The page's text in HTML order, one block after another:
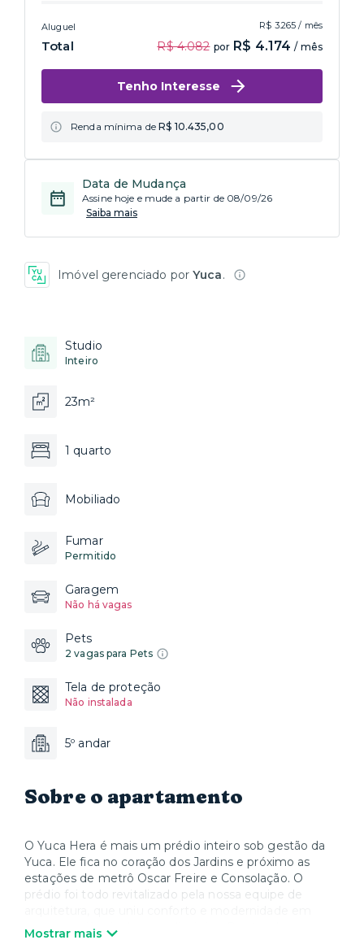
Aluguel R$ 3.265 / mês
Total R$ 4.082 por R$ 4.174/ mês
Tenho Interesse
Renda mínima deR$ 10.435,00
Data de Mudança
Assine hoje e mude a partir de 08/09/26
Saiba mais
Imóvel gerenciado porYuca.
Studio
Inteiro
23m²
1 quarto
Mobiliado
Fumar
Permitido
Garagem
Não há vagas
Pets
2 vagas para Pets
Tela de proteção
Não instalada
5º andar
Sobre o apartamento
O Yuca Hera é mais um prédio inteiro sob gestão da
Yuca. Ele fica no coração dos Jardins e próximo as
estações de metrô Oscar Freire e Consolação. O
prédio foi todo revitalizado pela nossa equipe de
uma experiência de moradia única. Dentro dos
Mostrar mais